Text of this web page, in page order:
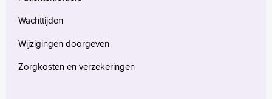
Wachttijden
Wijzigingen doorgeven
Zorgkosten en verzekeringen